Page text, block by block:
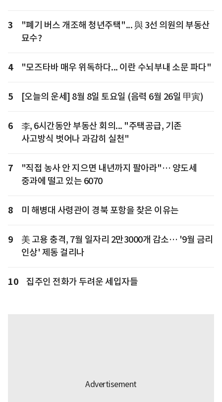
3
"폐기 버스 개조해 청년주택"... 與 3선 의원의 부동산
묘수?
4 "모즈타바 매우 위독하다... 이란 수뇌부내 소문 파다"
5 [오늘의 운세] 8월 8일 토요일 (음력 6월 26일 甲寅)
6
李, 6시간동안 부동산 회의... "주택공급, 기존
사고방식 벗어나 과감히 실천"
7
"직접 농사 안 지으면 내년까지 팔아라"… 양도세
중과에 떨고 있는 6070
8 미 해병대 사령관이 경북 포항을 찾은 이유는
9
美 고용 충격, 7월 일자리 2만3000개 감소… '9월 금리
인상' 제동 걸리나
10 집주인 전화가 두려운 세입자들